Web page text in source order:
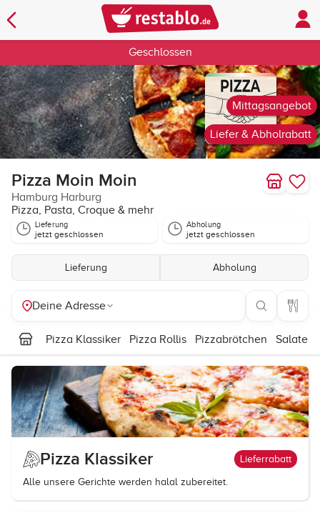
Geschlossen
Liefer & Abholrabatt
Mittagsangebot
Pizza Moin Moin
Hamburg Harburg
Pizza, Pasta, Croque & mehr
Lieferung
jetzt geschlossen
Abholung
jetzt geschlossen
Lieferung Abholung
Deine Adresse
Pizza Klassiker Pizza Rollis Pizzabrötchen Salate
Pizza Klassiker Lieferrabatt
Alle unsere Gerichte werden halal zubereitet.